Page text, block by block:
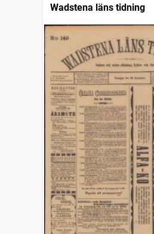
Wadstena läns tidning